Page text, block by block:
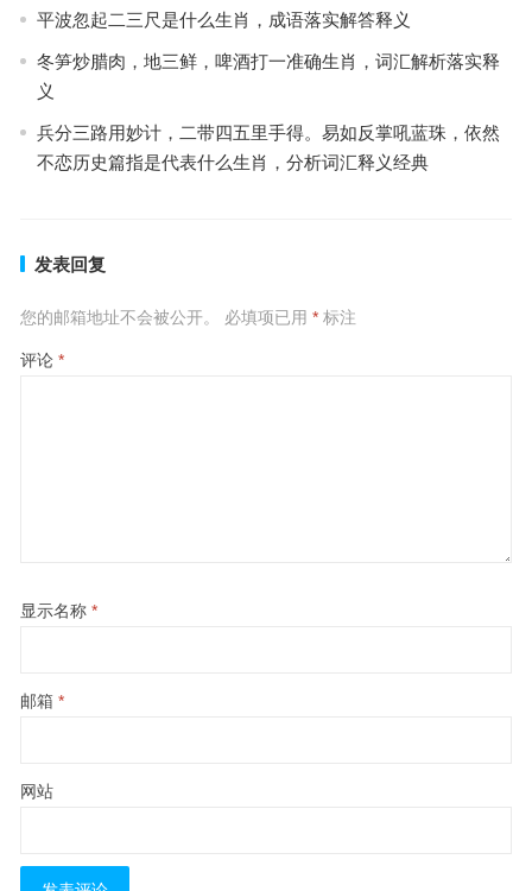
平波忽起二三尺是什么生肖，成语落实解答释义
冬笋炒腊肉，地三鲜，啤酒打一准确生肖，词汇解析落实释
义
兵分三路用妙计，二带四五里手得。易如反掌吼蓝珠，依然
不恋历史篇指是代表什么生肖，分析词汇释义经典
发表回复
您的邮箱地址不会被公开。 必填项已用 *标注
评论 *
显示名称 *
邮箱 *
网站